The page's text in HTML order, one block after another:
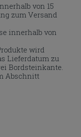
von 15
zum Versand
innerhalb von
wird
Lieferdatum zu
Bordsteinkante.
Abschnitt